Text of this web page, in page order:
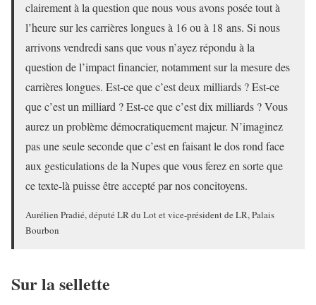
clairement à la question que nous vous avons posée tout à
l’heure sur les carrières longues à 16 ou à 18 ans. Si nous
arrivons vendredi sans que vous n’ayez répondu à la
question de l’impact financier, notamment sur la mesure des
carrières longues. Est-ce que c’est deux milliards ? Est-ce
que c’est un milliard ? Est-ce que c’est dix milliards ? Vous
aurez un problème démocratiquement majeur. N’imaginez
pas une seule seconde que c’est en faisant le dos rond face
aux gesticulations de la Nupes que vous ferez en sorte que
ce texte-là puisse être accepté par nos concitoyens.
Aurélien Pradié, député LR du Lot et vice-président de LR, Palais
Bourbon
Sur la sellette